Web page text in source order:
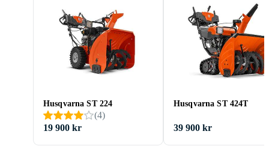
Husqvarna ST 224
(4)
19 900 kr
Husqvarna ST 424T
39 900 kr